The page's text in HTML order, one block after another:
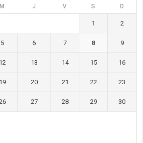
M J V S D
1 2
5 6 7 8 9
12 13 14 15 16
19 20 21 22 23
27 28 29 30